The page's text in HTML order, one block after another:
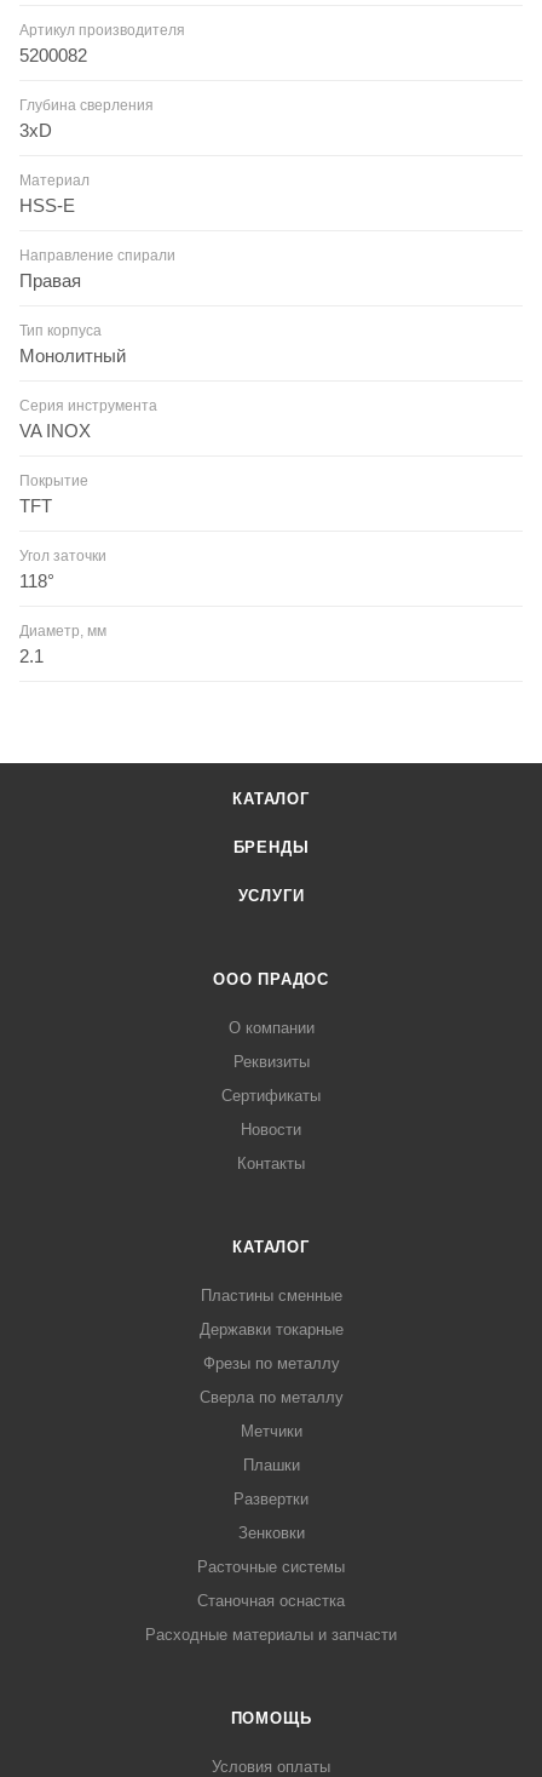
Артикул производителя
5200082
Глубина сверления
3xD
Материал
HSS-E
Направление спирали
Правая
Тип корпуса
Монолитный
Серия инструмента
VA INOX
Покрытие
TFT
Угол заточки
118°
Диаметр, мм
2.1
КАТАЛОГ
БРЕНДЫ
УСЛУГИ
ООО ПРАДОС
О компании
Реквизиты
Сертификаты
Новости
Контакты
КАТАЛОГ
Пластины сменные
Державки токарные
Фрезы по металлу
Сверла по металлу
Метчики
Плашки
Развертки
Зенковки
Расточные системы
Станочная оснастка
Расходные материалы и запчасти
ПОМОЩЬ
Условия оплаты